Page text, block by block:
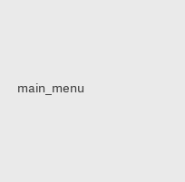
main_menu